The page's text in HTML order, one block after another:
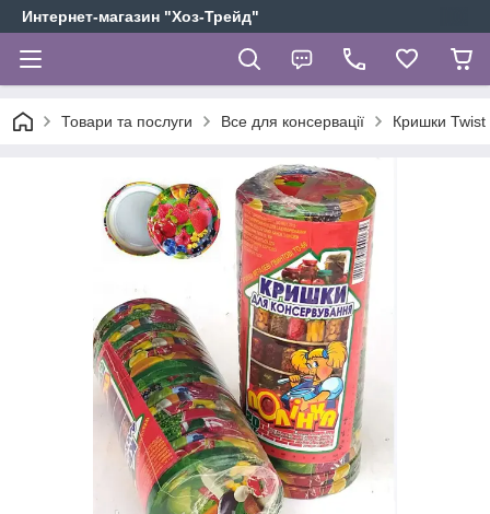
Интернет-магазин "Хоз-Трейд"
Товари та послуги Все для консервації Кришки Twist